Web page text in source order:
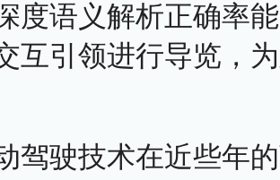
度语义解析正确率
互引领进行导览，
驶技术在近些年的